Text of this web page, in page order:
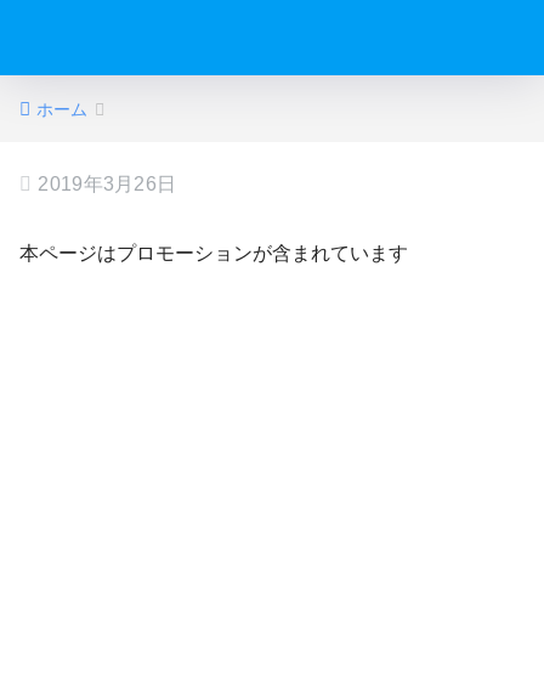
ホーム
2019年3月26日
本ページはプロモーションが含まれています